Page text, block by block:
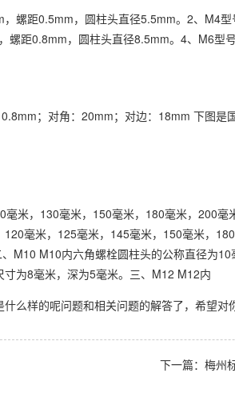
螺距0.5mm，圆柱头直径5.5mm。2、M4型
螺距0.8mm，圆柱头直径8.5mm。4、M6型
；对角：20mm；对边：18mm 下图是
米，130毫米，150毫米，180毫米，200毫
毫米，125毫米，145毫米，150毫米，
M10 M10内六角螺栓圆柱头的公称直径为
为8毫米，深为5毫米。三、M12 M12内
么样的呢问题和相关问题的解答了，希望对
下一篇： 梅州